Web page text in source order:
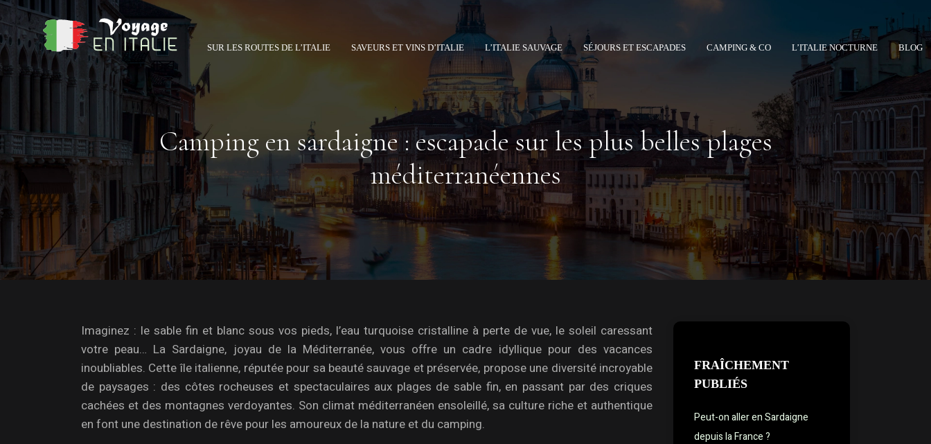
SUR LES ROUTES DE L’ITALIE SAVEURS ET VINS D’ITALIE L’ITALIE SAUVAGE SÉJOURS ET ESCAPADES CAMPING & CO L’ITALIE NOCTURNE BLOG
Camping en sardaigne : escapade sur les plus belles plages
méditerranéennes
Imaginez : le sable fin et blanc sous vos pieds, l’eau turquoise cristalline à perte de vue, le soleil caressant
votre peau… La Sardaigne, joyau de la Méditerranée, vous offre un cadre idyllique pour des vacances
inoubliables. Cette île italienne, réputée pour sa beauté sauvage et préservée, propose une diversité incroyable
de paysages : des côtes rocheuses et spectaculaires aux plages de sable fin, en passant par des criques
cachées et des montagnes verdoyantes. Son climat méditerranéen ensoleillé, sa culture riche et authentique
en font une destination de rêve pour les amoureux de la nature et du camping.
FRAÎCHEMENT
PUBLIÉS
Peut-on aller en Sardaigne
depuis la France ?